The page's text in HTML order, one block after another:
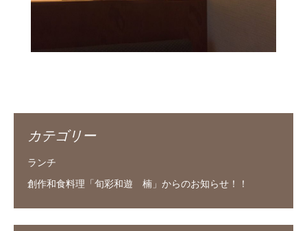
カテゴリー
ランチ
創作和食料理「旬彩和遊 楠」からのお知らせ！！